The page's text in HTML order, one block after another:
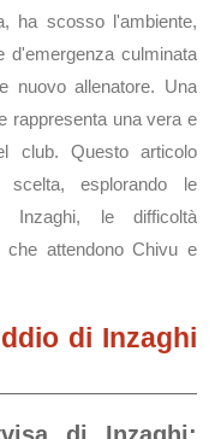
ha scosso l'ambiente,
d'emergenza culminata
nuovo allenatore. Una
rappresenta una vera e
club. Questo articolo
esplorando le
Inzaghi, le difficoltà
che attendono Chivu e
di Inzaghi